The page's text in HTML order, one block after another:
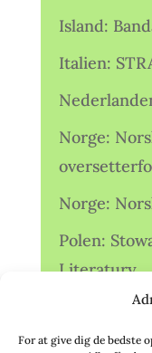
For at give dig de bedste
Island:
Italien:
Norge:
Norge:
Polen:
Literatury
Association